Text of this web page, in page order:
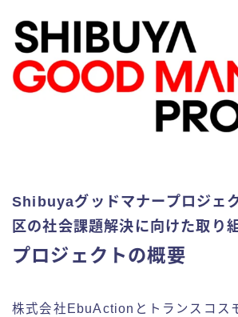
Shibuyaグッドマナープロジェ
区の社会課題解決に向けた取り
プロジェクトの概要
株式会社EbuActionとトランスコス